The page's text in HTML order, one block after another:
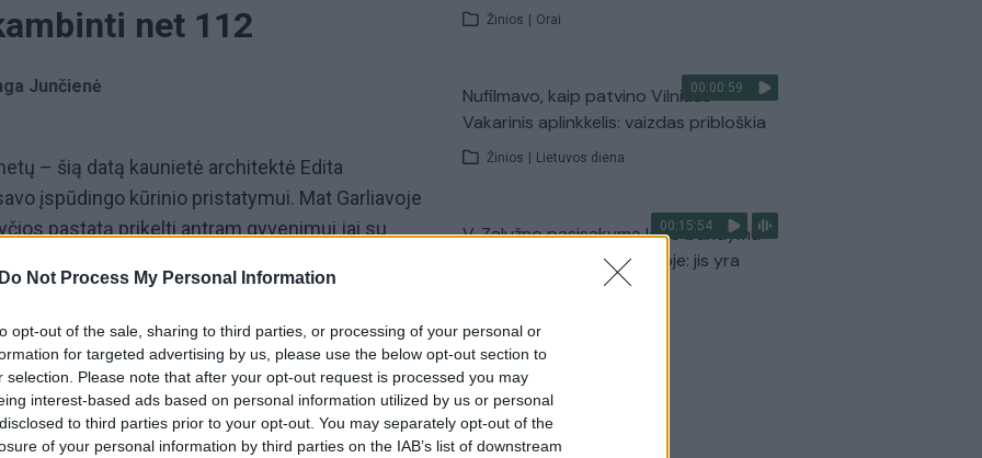
Not Process My Personal Information
opt-out of the sale, sharing to third parties, or processing of your personal or
for targeted advertising by us, please use the below opt-out section to
selection. Please note that after your opt-out request is processed you may
interest-based ads based on personal information utilized by us or personal
to third parties prior to your opt-out. You may separately opt-out of the
of your personal information by third parties on the IAB’s list of downstream
net 112
Junčienė
– šią datą kaunietė architektė Edita
įspūdingo kūrinio pristatymui. Mat Garliavoje
pastatą prikelti antram gyvenimui jai su
cechu, o Lietuvai atgavus
liuteronams. Tačiau atgaivinti pamaldos
skambutis jų nesuglumino, priešingai –
turizmu susijusį meno centrą, net apsidžiaugė,
sandoriui.
Žinios Orai
00:00:59
Nufilmavo, kaip patvino Vilniaus
Vakarinis aplinkkelis: vaizdas pribloškia
Žinios Lietuvos diena
00:15:54
V. Zalužno pasisakymą laiko bandymu
įsitvirtinti Ukrainos politikoje: jis yra
Laidos